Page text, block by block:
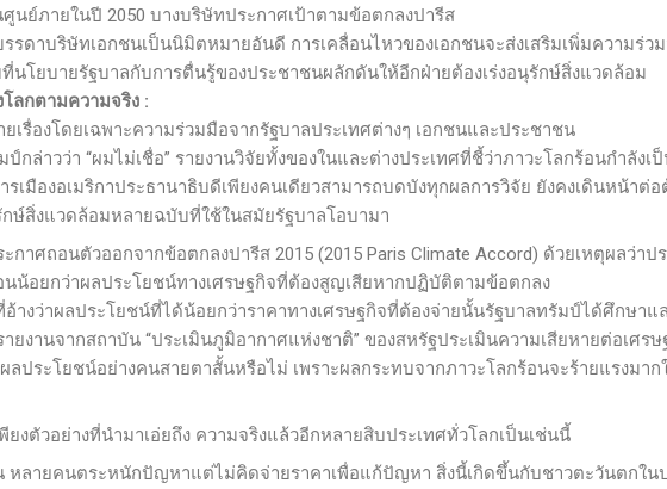
ศูนย์ภายในปี 2050 บางบริษัทประกาศเป้าตามข้อตกลงปารีส
ริษัทเอกชนเป็นนิมิตหมายอันดี การเคลื่อนไหวของเอกชนจะส่งเสริมเพิ่มความร่ว
นโยบายรัฐบาลกับการตื่นรู้ของประชาชนผลักดันให้อีกฝ่ายต้องเร่งอนุรักษ์สิ่งแวดล้อม
ลกตามความจริง :
โดยเฉพาะความร่วมมือจากรัฐบาลประเทศต่างๆ เอกชนและประชาชน
กล่าวว่า “ผมไม่เชื่อ” รายงานวิจัยทั้งของในและต่างประเทศที่ชี้ว่าภาวะโลกร้อนกำลังเ
รเมืองอเมริกาประธานาธิบดีเพียงคนเดียวสามารถบดบังทุกผลการวิจัย ยังคงเดินหน้าต่
ษ์สิ่งแวดล้อมหลายฉบับที่ใช้ในสมัยรัฐบาลโอบามา
ถอนตัวออกจากข้อตกลงปารีส 2015 (2015 Paris Climate Accord) ด้วยเหตุผลว่าป
นน้อยกว่าผลประโยชน์ทางเศรษฐกิจที่ต้องสูญเสียหากปฏิบัติตามข้อตกลง
าผลประโยชน์ที่ได้น้อยกว่าราคาทางเศรษฐกิจที่ต้องจ่ายนั้นรัฐบาลทรัมป์ได้ศึกษาแ
ายงานจากสถาบัน “ประเมินภูมิอากาศแห่งชาติ” ของสหรัฐประเมินความเสียหายต่อเศรษ
ลประโยชน์อย่างคนสายตาสั้นหรือไม่ เพราะผลกระทบจากภาวะโลกร้อนจะร้ายแรงมา
อย่างที่นำมาเอ่ยถึง ความจริงแล้วอีกหลายสิบประเทศทั่วโลกเป็นเช่นนี้
คนตระหนักปัญหาแต่ไม่คิดจ่ายราคาเพื่อแก้ปัญหา สิ่งนี้เกิดขึ้นกับชาวตะวันตกในป